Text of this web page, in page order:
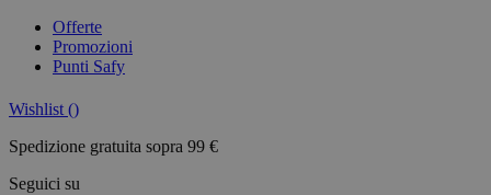
Offerte
Promozioni
Punti Safy
Wishlist ()
Spedizione gratuita sopra 99 €
Seguici su